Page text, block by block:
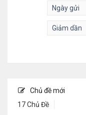
Chủ đề mới
17 Chủ Đề